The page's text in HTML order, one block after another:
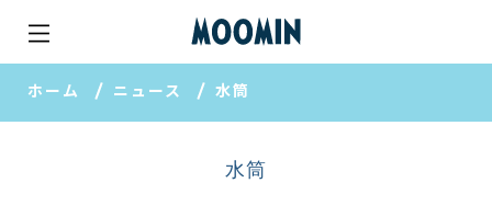
ホーム ニュース 水筒
水筒